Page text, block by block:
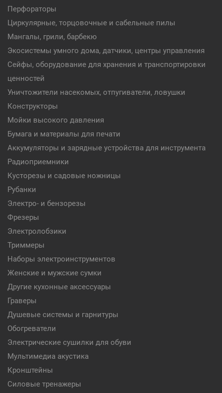
Перфораторы
Циркулярные, торцовочные и сабельные пилы
Мангалы, грили, барбекю
Экосистемы умного дома, датчики, центры управления
Сейфы, оборудование для хранения и транспортировки
ценностей
Уничтожители насекомых, отпугиватели, ловушки
Конструкторы
Мойки высокого давления
Бумага и материалы для печати
Аккумуляторы и зарядные устройства для инструмента
Радиоприемники
Кусторезы и садовые ножницы
Рубанки
Электро- и бензорезы
Фрезеры
Электролобзики
Триммеры
Наборы электроинструментов
Женские и мужские сумки
Другие кухонные аксессуары
Граверы
Душевые системы и гарнитуры
Обогреватели
Электрические сушилки для обуви
Мультимедиа акустика
Кронштейны
Силовые тренажеры